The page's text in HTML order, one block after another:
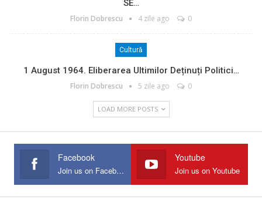
SE…
Florin Dobrescu 4 zile ago 0
Cultură
1 August 1964. Eliberarea Ultimilor Deținuți Politici…
Florin Dobrescu 5 zile ago 0
LOAD MORE POSTS
Facebook
Join us on Facebook
Youtube
Join us on Youtube